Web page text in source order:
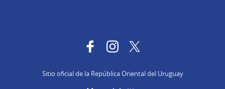
FacebookInstagram
Sitio oficial de la República Oriental del Uruguay